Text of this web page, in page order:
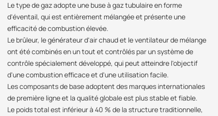
Le type de gaz adopte une buse à gaz tubulaire en forme
d'éventail, qui est entièrement mélangée et présente une
efficacité de combustion élevée.
Le brûleur, le générateur d'air chaud et le ventilateur de mélange
ont été combinés en un tout et contrôlés par un système de
contrôle spécialement développé, qui peut atteindre l'objectif
d'une combustion efficace et d'une utilisation facile.
Les composants de base adoptent des marques internationales
de première ligne et la qualité globale est plus stable et fiable.
Le poids total est inférieur à 40 % de la structure traditionnelle,